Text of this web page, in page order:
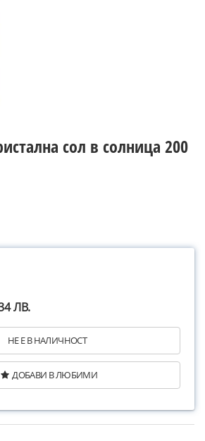
сол в солница 200
ЛВ.
НЕ Е В НАЛИЧНОСТ
ДОБАВИ В ЛЮБИМИ